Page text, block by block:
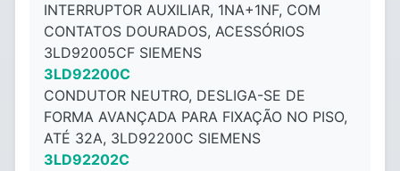
INTERRUPTOR AUXILIAR, 1NA+1NF, COM
CONTATOS DOURADOS, ACESSÓRIOS
3LD92005CF SIEMENS
3LD92200C
CONDUTOR NEUTRO, DESLIGA-SE DE
FORMA AVANÇADA PARA FIXAÇÃO NO PISO,
ATÉ 32A, 3LD92200C SIEMENS
3LD92202C